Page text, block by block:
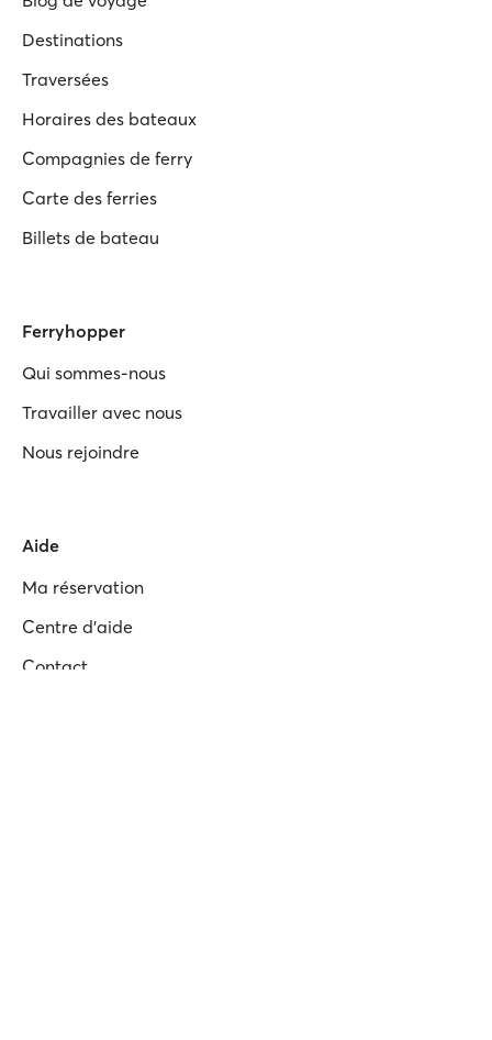
Destinations
Traversées
Horaires des bateaux
Compagnies de ferry
Carte des ferries
Billets de bateau
Ferryhopper
Qui sommes-nous
Travailler avec nous
Nous rejoindre
Aide
Ma réservation
Centre d'aide
Contact